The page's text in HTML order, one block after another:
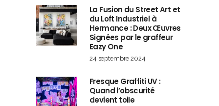
La Fusion du Street Art et
du Loft Industriel à
Hermance : Deux Œuvres
Signées par le graffeur
Eazy One
24 septembre 2024
Fresque Graffiti UV :
Quand l’obscurité
devient toile